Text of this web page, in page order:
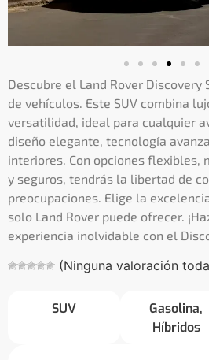
Descubre el Land Rover
de vehículos. Este SUV combina
versatilidad, ideal para cualquier
diseño elegante, tecnología
interiores. Con opciones flexibles,
y seguros, tendrás la libertad de
preocupaciones. Elige la
solo Land Rover puede ofrecer.
experiencia inolvidable con el
(Ninguna valoración
SUV Gasolina,
Híbridos